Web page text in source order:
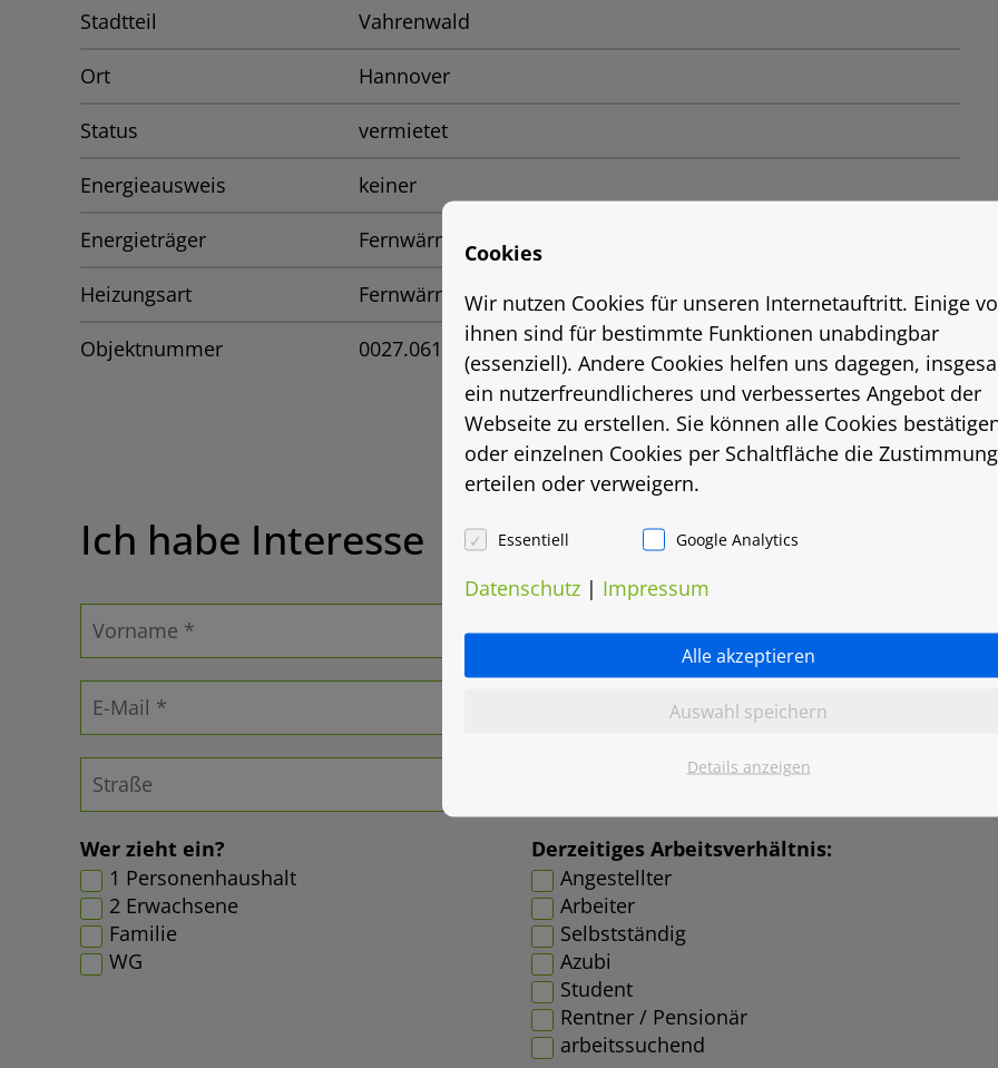
Stadtteil Vahrenwald
Ort Hannover
Status vermietet
Energieausweis keiner
Energieträger Fernwärme
Heizungsart Fernwärme
Objektnummer 0027.0612
Ich habe Interesse
Wer zieht ein?
1 Personenhaushalt
2 Erwachsene
Familie
WG
Derzeitiges Arbeitsverhältnis:
Angestellter
Arbeiter
Selbstständig
Azubi
Student
Rentner / Pensionär
arbeitssuchend
Cookies
Wir nutzen Cookies für unseren Internetauftritt. Einige
ihnen sind für bestimmte Funktionen unabdingbar
(essenziell). Andere Cookies helfen uns dagegen,
ein nutzerfreundlicheres und verbessertes Angebot der
Webseite zu erstellen. Sie können alle Cookies
oder einzelnen Cookies per Schaltfläche die Zustimmung
erteilen oder verweigern.
Essentiell Google Analytics
Datenschutz | Impressum
Alle akzeptieren
Auswahl speichern
Details anzeigen